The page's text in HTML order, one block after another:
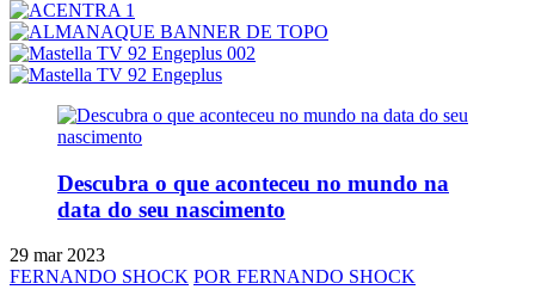
Descubra o que aconteceu no mundo na
data do seu nascimento
29 mar 2023
FERNANDO SHOCK POR FERNANDO SHOCK